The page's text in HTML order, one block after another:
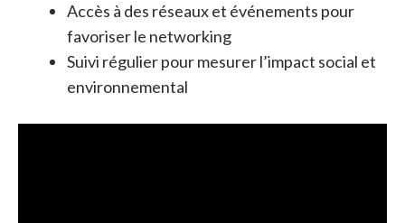
Accès à des réseaux et événements pour
favoriser le networking
Suivi régulier pour mesurer l’impact social et
environnemental